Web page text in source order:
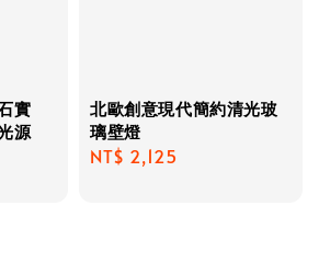
實
源
北歐創意現代簡約清光玻
璃壁燈
Regular
NT$ 2,125